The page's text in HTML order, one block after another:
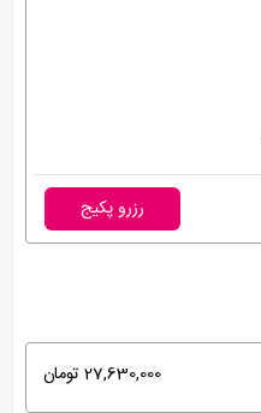
رزرو پکیج
27,630,000 تومان